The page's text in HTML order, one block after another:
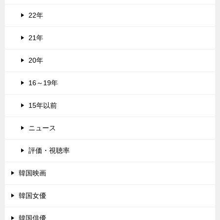
22年
21年
20年
16～19年
15年以前
ニュース
評価・視聴率
韓国映画
韓国女優
韓国俳優